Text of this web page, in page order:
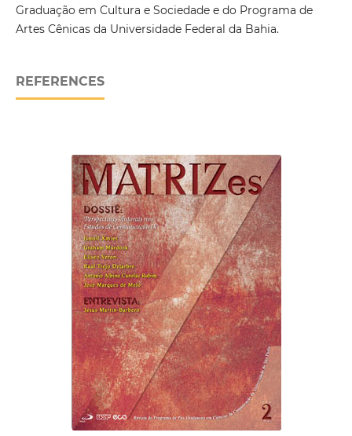
Graduação em Cultura e Sociedade e do Programa de
Artes Cênicas da Universidade Federal da Bahia.
REFERENCES